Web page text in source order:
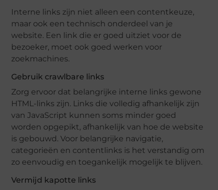
Interne links zijn niet alleen een contentkeuze,
maar ook een technisch onderdeel van je
website. Een link die er goed uitziet voor de
bezoeker, moet ook goed werken voor
zoekmachines.
Gebruik crawlbare links
Zorg ervoor dat belangrijke interne links gewone
HTML-links zijn. Links die volledig afhankelijk zijn
van JavaScript kunnen soms minder goed
worden opgepikt, afhankelijk van hoe de website
is gebouwd. Voor belangrijke navigatie,
categorieën en contentlinks is het verstandig om
zo eenvoudig en toegankelijk mogelijk te blijven.
Vermijd kapotte links